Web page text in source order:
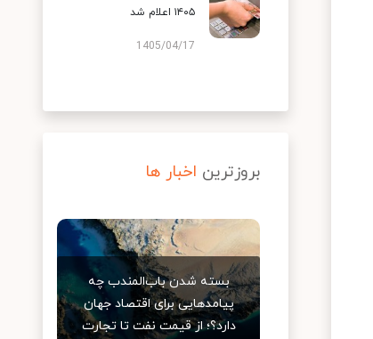
۱۴۰۵ اعلام شد
1405/04/17
بروزترین اخبار ها
بسته شدن باب‌المندب چه
پیامدهایی برای اقتصاد جهان
دارد؟؛ از قیمت نفت تا تجارت